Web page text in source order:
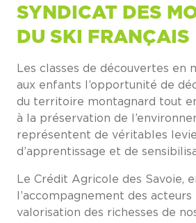
SYNDICAT DES
DU SKI FRANÇAIS
Les classes de découvertes en
aux enfants l’opportunité de
du territoire montagnard tout
à la préservation de
représentent de véritables
d’apprentissage et de
Le Crédit Agricole des Savoie,
l’accompagnement des
valorisation des richesses de